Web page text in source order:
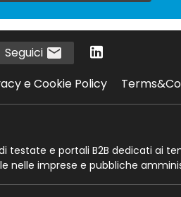
Seguici
e Cookie Policy
testate e portali B2B dedicati ai
nelle imprese e pubbliche